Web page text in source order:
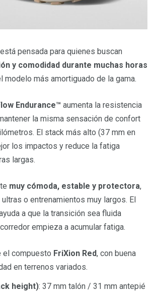
está pensada para quienes buscan
y comodidad durante muchas horas
modelo más amortiguado de la gama.
Endurance™ aumenta la resistencia
la misma sensación de confort
El stack más alto (37 mm en
los impactos y reduce la fatiga
largas.
muy cómoda, estable y protectora,
o entrenamientos muy largos. El
a que la transición sea fluida
empieza a acumular fatiga.
el compuesto FriXion Red, con buena
en terrenos variados.
height): 37 mm talón / 31 mm antepié